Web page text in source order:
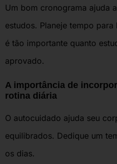
Um bom cronograma ajuda
estudos. Planeje tempo
é tão importante quanto
aprovado.
A importância de
rotina diária
O autocuidado ajuda seu
equilibrados. Dedique um
os dias.